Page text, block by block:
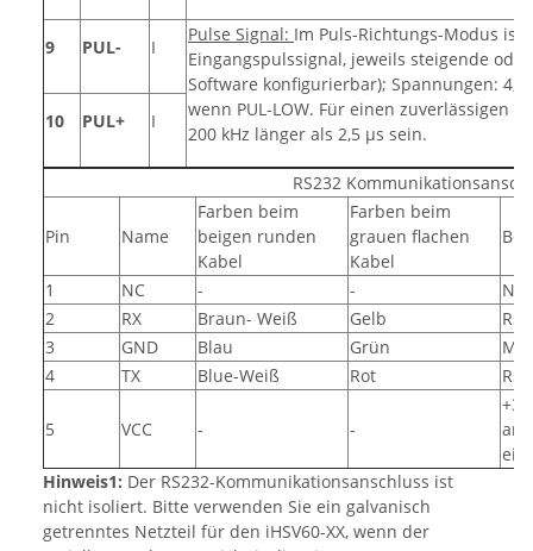
9 PUL- I
Pulse Signal: Im Puls-Richtungs-Modus ist
Eingangspulssignal, jeweils steigende
Software konfigurierbar); Spannungen: 4,5
wenn PUL-LOW. Für einen zuverlässigen
200 kHz länger als 2,5 µs sein.
10 PUL+ I
RS232
Pin Name
Farben beim
beigen runden
Kabel
Farben beim
grauen flachen
Kabel
1 NC - -
2
RX Braun- Weiß Gelb
3
GND Blau Grün
4
TX Blue-Weiß Rot
5 VCC - -
Hinweis1: Der RS232-Kommunikationsanschluss ist
nicht isoliert. Bitte verwenden Sie ein galvanisch
getrenntes Netzteil für den iHSV60-XX, wenn der